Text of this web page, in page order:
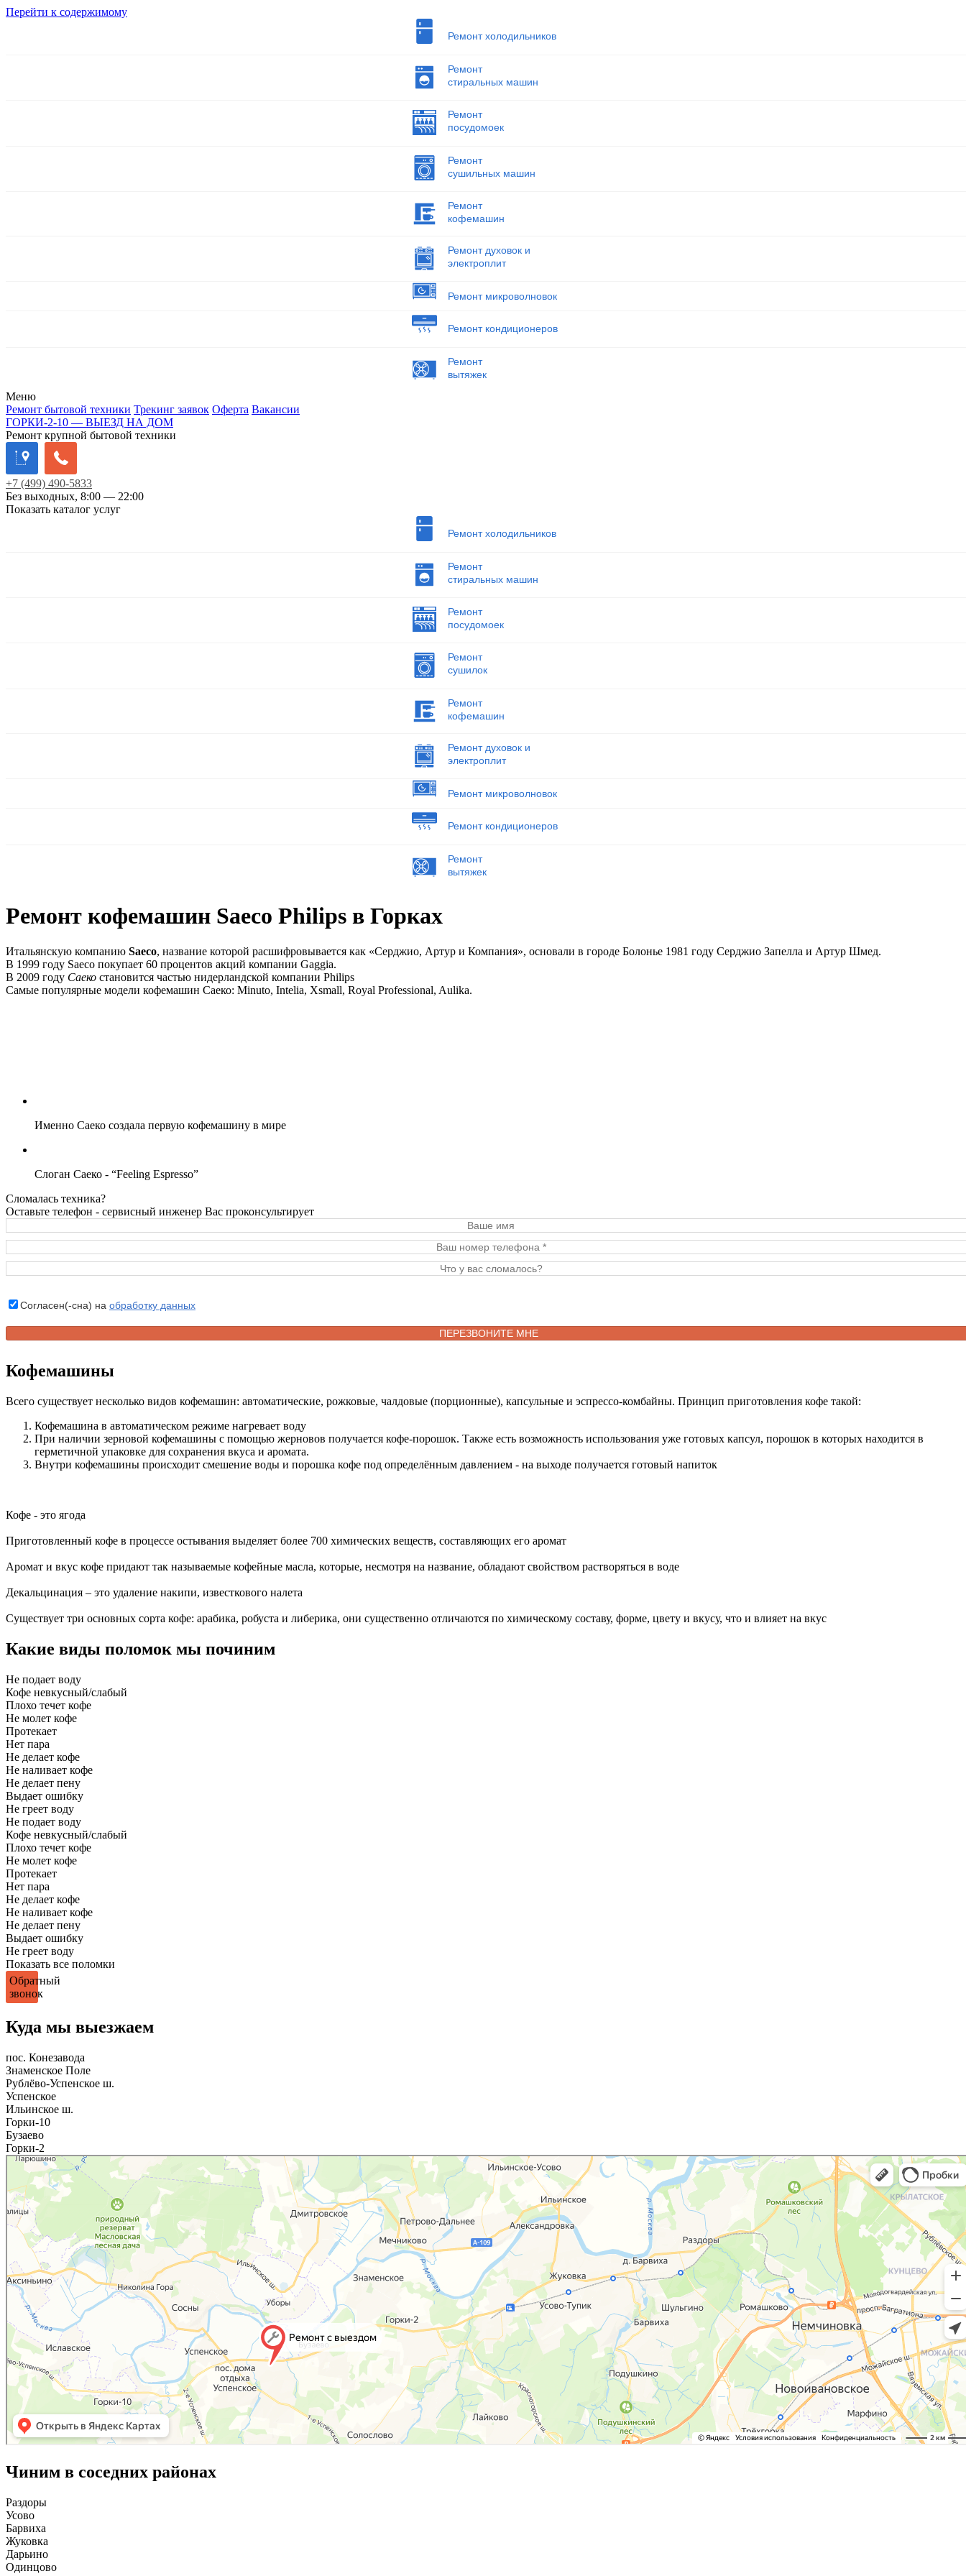
Перейти к содержимому
Ремонт холодильников
Ремонт
стиральных машин
Ремонт
посудомоек
Ремонт
сушильных машин
Ремонт
кофемашин
Ремонт духовок и
электроплит
Ремонт микроволновок
Ремонт кондиционеров
Ремонт
вытяжек
Меню
Ремонт бытовой техники Трекинг заявок Оферта Вакансии
ГОРКИ-2-10 — ВЫЕЗД НА ДОМ
Ремонт крупной бытовой техники
+7 (499) 490-5833
Без выходных, 8:00 — 22:00
Показать каталог услуг
Ремонт холодильников
Ремонт
стиральных машин
Ремонт
посудомоек
Ремонт
сушилок
Ремонт
кофемашин
Ремонт духовок и
электроплит
Ремонт микроволновок
Ремонт кондиционеров
Ремонт
вытяжек
Ремонт кофемашин Saeco Philips в Горках
Итальянскую компанию Saeco, название которой расшифровывается как «Серджио, Артур и Компания», основали в городе Болонье 1981 году Серджио Запелла и Артур Шмед.
В 1999 году Saeco покупает 60 процентов акций компании Gaggia.
В 2009 году Саеко становится частью нидерландской компании Philips
Самые популярные модели кофемашин Саеко: Minuto, Intelia, Xsmall, Royal Professional, Aulika.
Именно Саеко создала первую кофемашину в мире
Cлоган Саеко - “Feeling Espresso”
Сломалась техника?
Оставьте телефон - сервисный инженер Вас проконсультирует
Согласен(-сна) на обработку данных
Кофемашины
Всего существует несколько видов кофемашин: автоматические, рожковые, чалдовые (порционные), капсульные и эспрессо-комбайны. Принцип приготовления кофе такой:
Кофемашина в автоматическом режиме нагревает воду
При наличии зерновой кофемашины с помощью жерновов получается кофе-порошок. Также есть возможность использования уже готовых капсул, порошок в которых находится в
герметичной упаковке для сохранения вкуса и аромата.
Внутри кофемашины происходит смешение воды и порошка кофе под определённым давлением - на выходе получается готовый напиток
Кофе - это ягода
Приготовленный кофе в процессе остывания выделяет более 700 химических веществ, составляющих его аромат
Аромат и вкус кофе придают так называемые кофейные масла, которые, несмотря на название, обладают свойством растворяться в воде
Декальцинация – это удаление накипи, известкового налета
Существует три основных сорта кофе: арабика, робуста и либерика, они существенно отличаются по химическому составу, форме, цвету и вкусу, что и влияет на вкус
Какие виды поломок мы починим
Не подает воду
Кофе невкусный/слабый
Плохо течет кофе
Не молет кофе
Протекает
Нет пара
Не делает кофе
Не наливает кофе
Не делает пену
Выдает ошибку
Не греет воду
Не подает воду
Кофе невкусный/слабый
Плохо течет кофе
Не молет кофе
Протекает
Нет пара
Не делает кофе
Не наливает кофе
Не делает пену
Выдает ошибку
Не греет воду
Показать все поломки
Обратный
звонок
Куда мы выезжаем
пос. Конезавода
Знаменское Поле
Рублёво-Успенское ш.
Успенское
Ильинское ш.
Горки-10
Бузаево
Горки-2
Чиним в соседних районах
Раздоры
Усово
Барвиха
Жуковка
Дарьино
Одинцово